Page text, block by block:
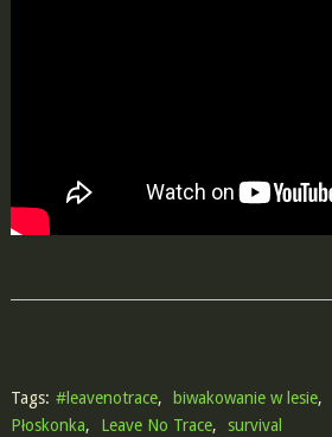
Tags: #leavenotrace, biwakowanie w lesie,
Płoskonka, Leave No Trace, survival